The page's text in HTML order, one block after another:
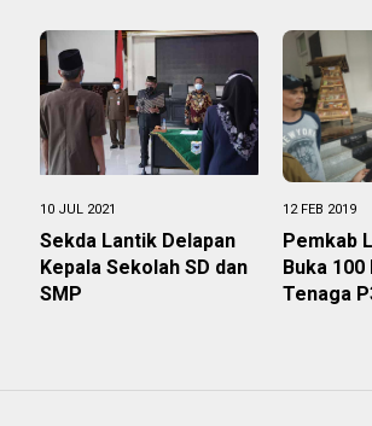
10 JUL 2021
Sekda Lantik Delapan
Kepala Sekolah SD dan
SMP
12 FEB 2019
Pemkab
Buka
Tenaga